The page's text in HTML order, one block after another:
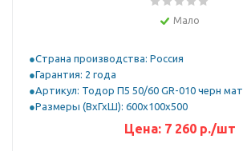
Мало
Страна производства: Россия
Гарантия: 2 года
Артикул: Тодор П5 50/60 GR-010 черн мат
Размеры (ВхГхШ): 600х100х500
Цена: 7 260 р./шт